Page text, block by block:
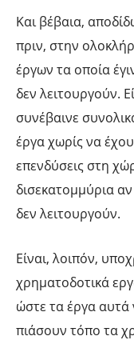
Και βέβαια,
πριν, στην
έργων τα οποία
δεν λειτουργούν.
συνέβαινε
έργα χωρίς να
επενδύσεις στη
δισεκατομμύρια
δεν λειτουργούν.
Είναι, λοιπόν,
χρηματοδοτικά
ώστε τα έργα αυτά
πιάσουν τόπο τα